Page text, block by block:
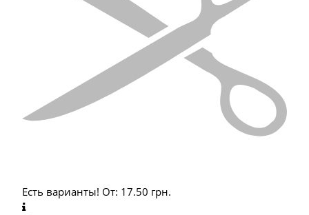
Есть варианты! От: 17.50 грн.